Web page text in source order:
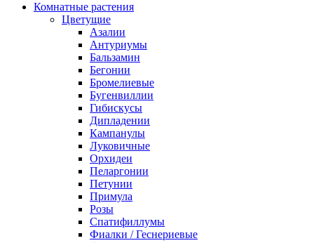
Комнатные растения
Цветущие
Азалии
Антуриумы
Бальзамин
Бегонии
Бромелиевые
Бугенвиллии
Гибискусы
Дипладении
Кампанулы
Луковичные
Орхидеи
Пеларгонии
Петунии
Примула
Розы
Спатифиллумы
Фиалки / Геснериевые